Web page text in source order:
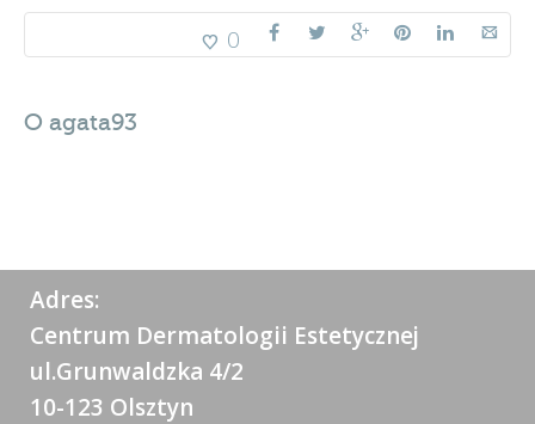
0
O agata93
Adres:
Centrum Dermatologii Estetycznej
ul.Grunwaldzka 4/2
10-123 Olsztyn